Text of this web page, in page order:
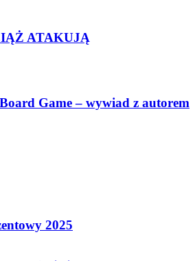
ATAKUJĄ
Game – wywiad z autorem
2025